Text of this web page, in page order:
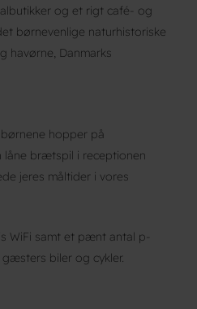
og et rigt café- og
børnevenlige naturhistoriske
havørne, Danmarks
hopper på
låne brætspil i receptionen
jeres måltider i vores
WiFi samt et pænt antal p-
biler og cykler.